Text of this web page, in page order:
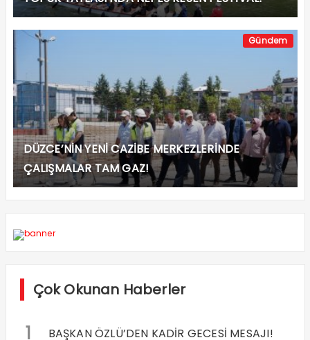
Gündem
DÜZCE’NİN YENİ CAZİBE MERKEZLERİNDE
ÇALIŞMALAR TAM GAZ!
Çok Okunan Haberler
1 BAŞKAN ÖZLÜ’DEN KADİR GECESİ MESAJI!